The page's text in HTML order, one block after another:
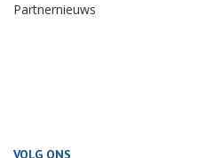
Partnernieuws